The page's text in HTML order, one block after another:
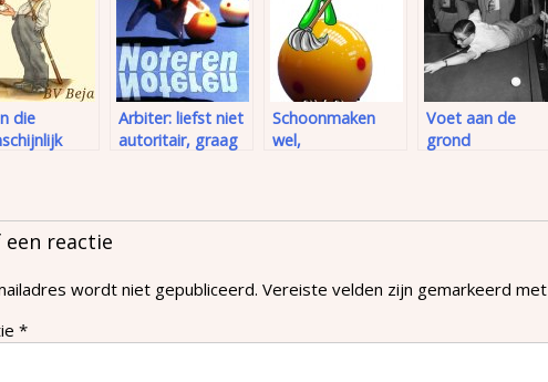
die
Arbiter: liefst niet
autoritair, graag
Schoonmaken
wel,
Voet aan de
grond
een reactie
wordt niet gepubliceerd. Vereiste velden zijn gemarkeerd met
*